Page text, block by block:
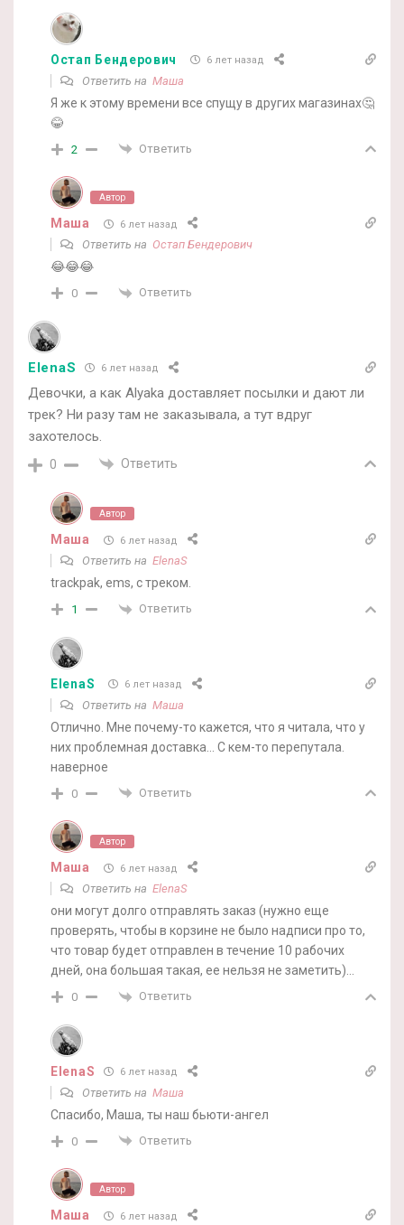
Остап Бендерович 6 лет назад
Ответить на Маша
Я же к этому времени все спущу в других магазинах🤔
😂
2 Ответить
Автор
Маша 6 лет назад
Ответить на Остап Бендерович
😂😂😂
0 Ответить
ElenaS 6 лет назад
Девочки, а как Alyaka доставляет посылки и дают ли
трек? Ни разу там не заказывала, а тут вдруг
захотелось.
0 Ответить
Автор
Маша 6 лет назад
Ответить на ElenaS
trackpak, ems, с треком.
1 Ответить
ElenaS 6 лет назад
Ответить на Маша
Отлично. Мне почему-то кажется, что я читала, что у
них проблемная доставка… С кем-то перепутала.
наверное
0 Ответить
Автор
Маша 6 лет назад
Ответить на ElenaS
они могут долго отправлять заказ (нужно еще
проверять, чтобы в корзине не было надписи про то,
что товар будет отправлен в течение 10 рабочих
дней, она большая такая, ее нельзя не заметить)…
0 Ответить
ElenaS 6 лет назад
Ответить на Маша
Спасибо, Маша, ты наш бьюти-ангел
0 Ответить
Автор
Маша 6 лет назад